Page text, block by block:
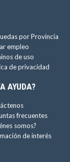
por Provincia
empleo
de uso
de privacidad
AYUDA?
frecuentes
somos?
de interés